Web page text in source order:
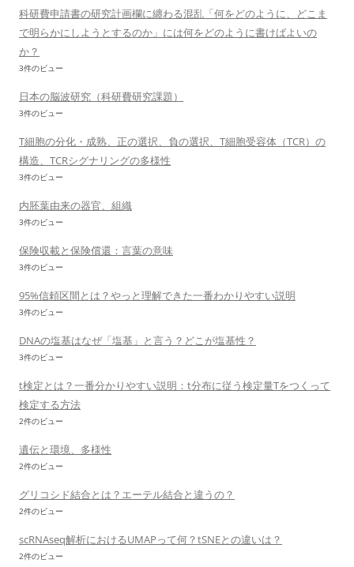
科研費申請書の研究計画欄に纏わる混乱「何をどのように、どこま
で明らかにしようとするのか」には何をどのように書けばよいの
か？
3件のビュー
日本の脳波研究（科研費研究課題）
3件のビュー
T細胞の分化・成熟、正の選択、負の選択、T細胞受容体（TCR）の
構造、TCRシグナリングの多様性
3件のビュー
内胚葉由来の器官、組織
3件のビュー
保険収載と保険償還：言葉の意味
3件のビュー
95%信頼区間とは？やっと理解できた一番わかりやすい説明
3件のビュー
DNAの塩基はなぜ「塩基」と言う？どこが塩基性？
3件のビュー
t検定とは？一番分かりやすい説明：t分布に従う検定量Tをつくって
検定する方法
2件のビュー
遺伝と環境、多様性
2件のビュー
グリコシド結合とは？エーテル結合と違うの？
2件のビュー
scRNAseq解析におけるUMAPって何？tSNEとの違いは？
2件のビュー